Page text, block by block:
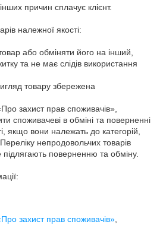
причин сплачує клієнт.
належної якості:
або обміняти його на інший,
та не має слідів використання
товару збережена
захист прав споживачів»,
споживачеві в обміні та поверненні
якщо вони належать до категорій,
непродовольчих товарів
поверненню та обміну.
захист прав споживачів»